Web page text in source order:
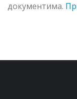
дoкумeнтимa.